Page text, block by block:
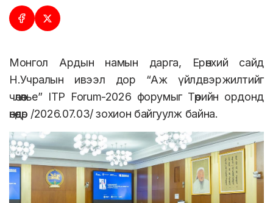
Монгол Ардын намын дарга, Ерөнхий сайд
Н.Учралын ивээл дор “Аж үйлдвэржилтийг
чөлөөлье” ITP Forum-2026 форумыг Төрийн ордонд
өнөөдөр /2026.07.03/ зохион байгуулж байна.